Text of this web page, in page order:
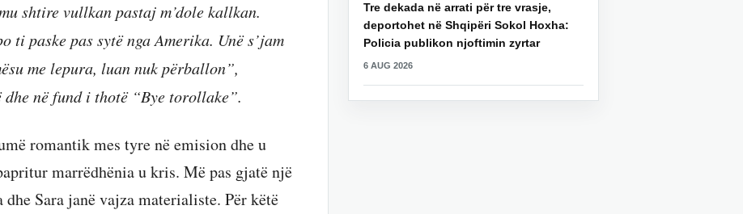
shtire vullkan pastaj m’dole kallkan.
ti paske pas sytë nga Amerika. Unë s’jam
me lepura, luan nuk përballon”,
në fund i thotë “Bye torollake”.
romantik mes tyre në emision dhe u
marrëdhënia u kris. Më pas gjatë një
Sara janë vajza materialiste. Për këtë
Tre dekada në arrati për tre vrasje,
deportohet në Shqipëri Sokol Hoxha:
Policia publikon njoftimin zyrtar
6 AUG 2026